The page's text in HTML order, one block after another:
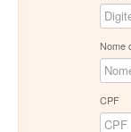
Nome
CPF